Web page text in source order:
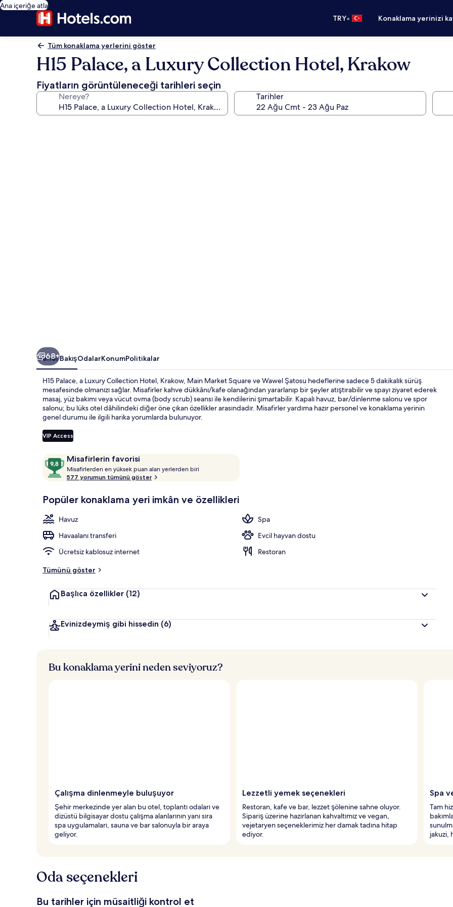
Ana içeriğe atla
TRY• Konaklama yerinizi
Tüm konaklama yerlerini göster
H15 Palace, a Luxury Collection Hotel, Krakow
Fiyatların görüntüleneceği tarihleri seçin
Nereye? Tarihler
Lobi
68+
Genel BakışOdalarKonumPolitikalar
H15 Palace, a Luxury Collection Hotel, Krakow, Main Market Square ve Wawel Şatosu hedeflerine sadece 5 dakikalık sürüş
mesafesinde olmanızı sağlar. Misafirler kahve dükkânı/kafe olanağından yararlanıp bir şeyler atıştırabilir ve spayı ziyaret ederek
masaj, yüz bakımı veya vücut ovma (body scrub) seansı ile kendilerini şımartabilir. Kapalı havuz, bar/dinlenme salonu ve spor
salonu; bu lüks otel dâhilindeki diğer öne çıkan özellikler arasındadır. Misafirler yardıma hazır personel ve konaklama yerinin
genel durumu ile ilgili harika yorumlarda bulunuyor.
VIP Access
YorumlarMisafirlerin favorisi
10
üzerinden
9,8,
favorisi
Misafirlerden en yüksek puan alan yerlerden biri
f
k
l
e
r
577 yorumun tümünü göster
Popüler konaklama yeri imkân ve özellikleri
Havuz
Spa
Havaalanı transferi
Evcil hayvan dostu
Ücretsiz kablosuz internet
Restoran
Tümünü göster
Başlıca özellikler (12)
Evinizdeymiş gibi hissedin (6)
Bu konaklama yerini neden seviyoruz?
Çalışma dinlenmeyle buluşuyor
Şehir merkezinde yer alan bu otel, toplantı odaları ve
dizüstü bilgisayar dostu çalışma alanlarının yanı sıra
spa uygulamaları, sauna ve bar salonuyla bir araya
geliyor.
Lezzetli yemek seçenekleri
Restoran, kafe ve bar, lezzet şölenine sahne oluyor.
Sipariş üzerine hazırlanan kahvaltımız ve vegan,
vejetaryen seçeneklerimiz her damak tadına hitap
ediyor.
Spa
Tam
jakuzi,
Oda seçenekleri
Bu tarihler için müsaitliği kontrol et